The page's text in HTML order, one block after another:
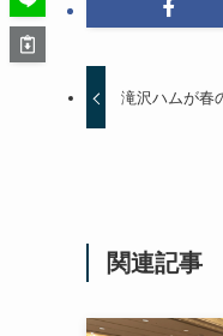
滝沢ハムが春
関連記事